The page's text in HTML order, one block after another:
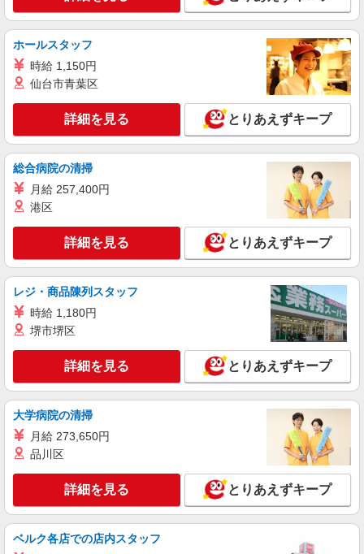
調理補助【アルバイト・パート】
大日本印刷市ヶ谷 （東京都新宿区市谷加賀町
キープ 詳細を見る
コンパスグループ・ジャパン株式会社 39538_p
NEW
調理師【アルバイト・パート】
(試用期間2ヶ月) 残業が発生した場合、残業代を1
分単位で別途支給します。
グランダ四谷 （東京都新宿区四谷本塩町13-
11）
キープ 詳細を見る
アルバイト パート
コンパスグループ・ジャパン株式会社 39502_p
NEW
調理補助【アルバイト・パート】
時給1,400円以上 試用期間中 時給1,400円以上
グランダ目白落合 （東京都新宿区中落合2-
16-2）
キープ 詳細を見る
アルバイト パート
コンパスグループ・ジャパン株式会社 21760_p
NEW
ホールスタッフ
時給 1,150円
仙台市青葉区
詳細を見る とりあえずキープ
総合病院の清掃
月給 257,400円
港区
詳細を見る とりあえずキープ
レジ・商品陳列スタッフ
時給 1,180円
堺市堺区
詳細を見る とりあえずキープ
大学病院の清掃
月給 273,650円
品川区
詳細を見る とりあえずキープ
ベルク各店での店内スタッフ